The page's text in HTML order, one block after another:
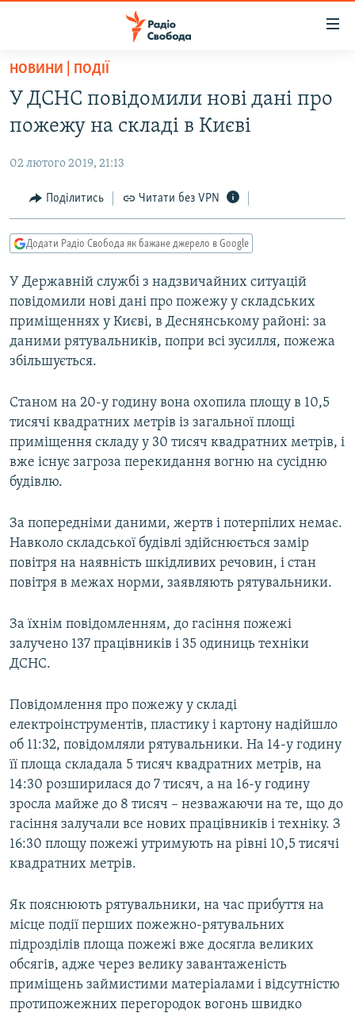
Перейти
основного
матеріалу
до
навігації
Перейти
до
ВСЕ ЗА ДОБУ
ПОЛІТИКА
ЕКОНОМІКА
КУЛЬТУРА
СПОРТ
УКРАЇНА
СВІТ
ВІЙНА
РОСІЙСЬКА «ФІЛЬТРАЦІЯ»
КРИМ.РЕАЛІЇ
ТИ ЯК?
СХЕМИ
КИТАЙ.ВИКЛИКИ
МУЛЬТИМЕДІА
ФОТО
СПЕЦПРОЄКТИ
ПОДКАСТИ
РУС
УКР
КТАТ
ДОЛУЧАЙСЯ!
Усі сайти RFE/RL
НОВИНИ | ПОДІЇ
У ДСНС повідомили нові дані про
пожежу на складі в Києві
02 лютого 2019, 21:13
Поділитись Читати без VPN
Додати Радіо Свобода як бажане джерело в Google
У Державній службі з надзвичайних ситуацій
повідомили нові дані про пожежу у складських
приміщеннях у Києві, в Деснянському районі: за
даними рятувальників, попри всі зусилля, пожежа
збільшується.
Станом на 20-у годину вона охопила площу в 10,5
тисячі квадратних метрів із загальної площі
приміщення складу у 30 тисяч квадратних метрів, і
вже існує загроза перекидання вогню на сусідню
будівлю.
За попередніми даними, жертв і потерпілих немає.
Навколо складської будівлі здійснюється замір
повітря на наявність шкідливих речовин, і стан
повітря в межах норми, заявляють рятувальники.
За їхнім повідомленням, до гасіння пожежі
залучено 137 працівників і 35 одиниць техніки
ДСНС.
Повідомлення про пожежу у складі
електроінструментів, пластику і картону надійшло
об 11:32, повідомляли рятувальники. На 14-у годину
її площа складала 5 тисяч квадратних метрів, на
14:30 розширилася до 7 тисяч, а на 16-у годину
зросла майже до 8 тисяч – незважаючи на те, що до
гасіння залучали все нових працівників і техніку. З
16:30 площу пожежі утримують на рівні 10,5 тисячі
квадратних метрів.
Як пояснюють рятувальники, на час прибуття на
місце події перших пожежно-рятувальних
підрозділів площа пожежі вже досягла великих
обсягiв, адже через велику завантаженість
приміщень займистими матеріалами і відсутністю
протипожежних перегородок вогонь швидко